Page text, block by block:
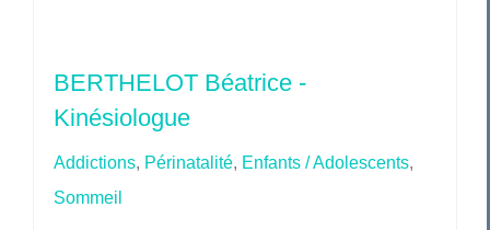
BERTHELOT Béatrice -
Kinésiologue
Addictions, Périnatalité, Enfants / Adolescents,
Sommeil